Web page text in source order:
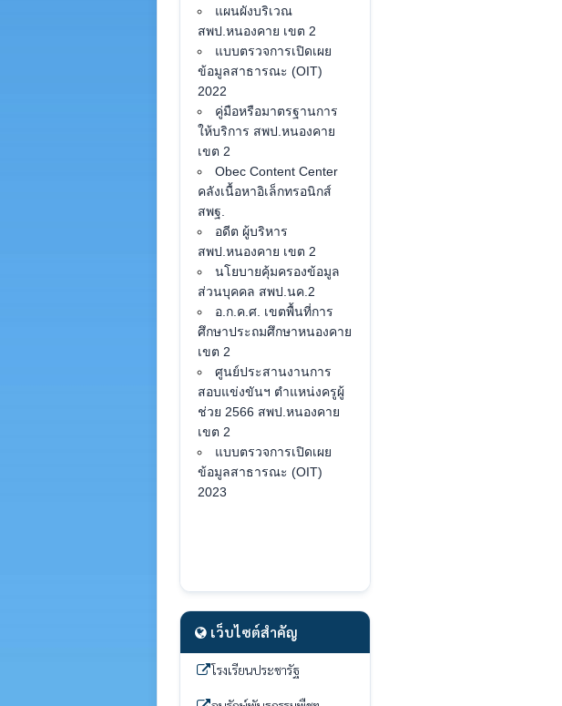
แผนผังบริเวณ
สพป.หนองคาย เขต 2
แบบตรวจการเปิดเผย
ข้อมูลสาธารณะ (OIT)
2022
คู่มือหรือมาตรฐานการ
ให้บริการ สพป.หนองคาย
เขต 2
Obec Content Center
คลังเนื้อหาอิเล็กทรอนิกส์
สพฐ.
อดีต ผู้บริหาร
สพป.หนองคาย เขต 2
นโยบายคุ้มครองข้อมูล
ส่วนบุคคล สพป.นค.2
อ.ก.ค.ศ. เขตพื้นที่การ
ศึกษาประถมศึกษาหนองคาย
เขต 2
ศูนย์ประสานงานการ
สอบแข่งขันฯ ตำแหน่งครูผู้
ช่วย 2566 สพป.หนองคาย
เขต 2
แบบตรวจการเปิดเผย
ข้อมูลสาธารณะ (OIT)
2023
เว็บไซต์สำคัญ
โรงเรียนประชารัฐ